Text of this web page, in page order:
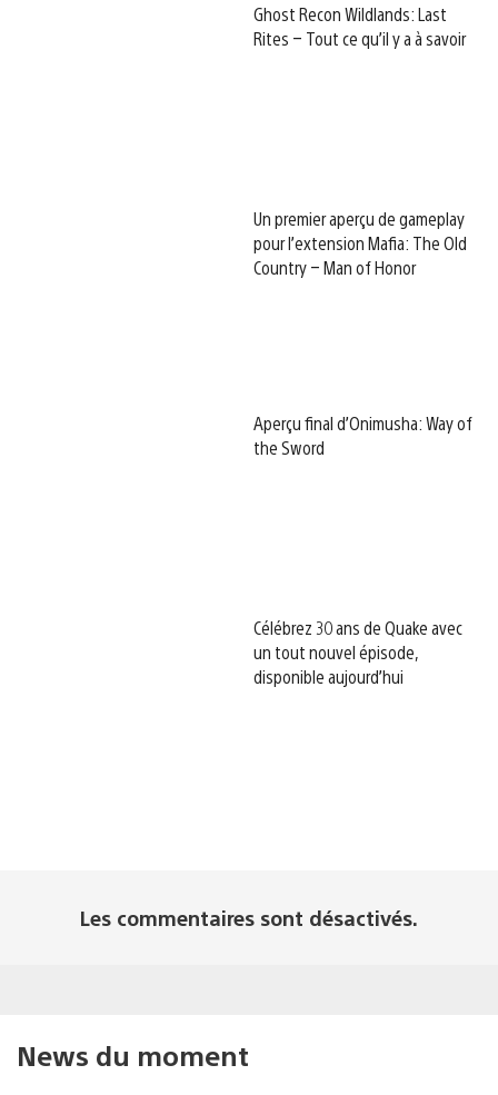
Ghost Recon Wildlands: Last
Rites – Tout ce qu’il y a à savoir
Un premier aperçu de gameplay
pour l’extension Mafia: The Old
Country – Man of Honor
Aperçu final d’Onimusha: Way of
the Sword
Célébrez 30 ans de Quake avec
un tout nouvel épisode,
disponible aujourd’hui
Les commentaires sont désactivés.
News du moment